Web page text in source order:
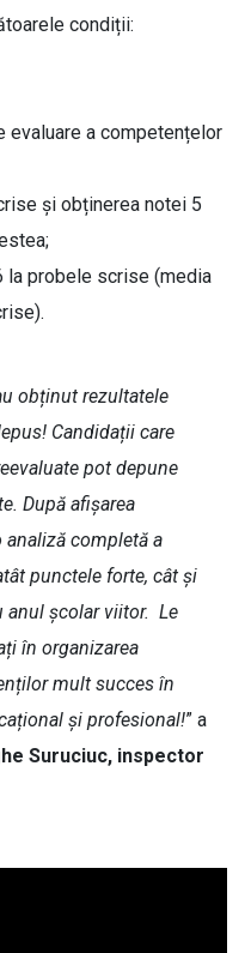
condiții:
evaluare a competențelor
și obținerea notei 5
la probele scrise (media
obținut rezultatele
Candidații care
pot depune
După afișarea
analiză completă a
punctele forte, cât și
anul școlar viitor. Le
în organizarea
mult succes în
și profesional!” a
Suruciuc, inspector